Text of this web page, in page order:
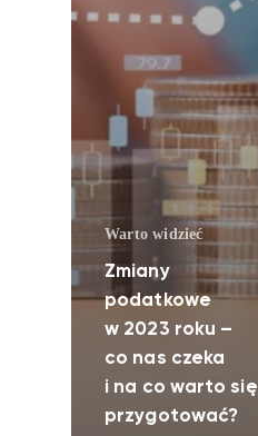
Warto widzieć
Zmiany
podatkowe
w 2023 roku –
co nas czeka
i na co warto się
przygotować?